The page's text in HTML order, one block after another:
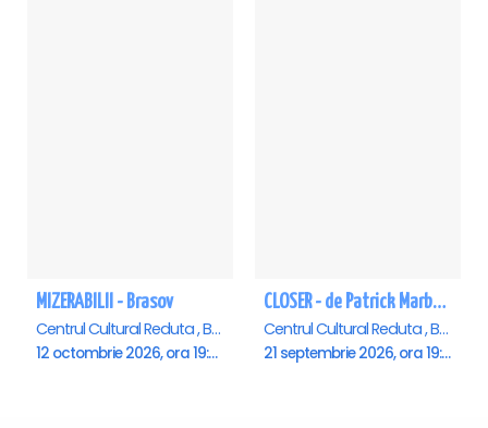
MIZERABILII - Brasov
Centrul Cultural Reduta , Brasov
12 octombrie 2026, ora 19:00
CLOSER - de Patrick Marber - Premiera - Brasov
Centrul Cultural Reduta , Brasov
21 septembrie 2026, ora 19:00